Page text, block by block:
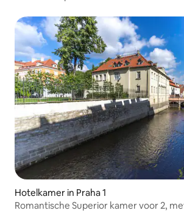
Hotelkamer in Praha 1
Romantische Superior kamer voor 2,